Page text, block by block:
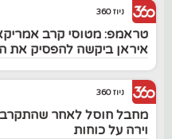
ניוז 360
טראמפ: מטוסי קרב
איראן ביקשה להפסיק את
ניוז 360
מחבל חוסל לאחר שהתקרב
וירה על כוחות